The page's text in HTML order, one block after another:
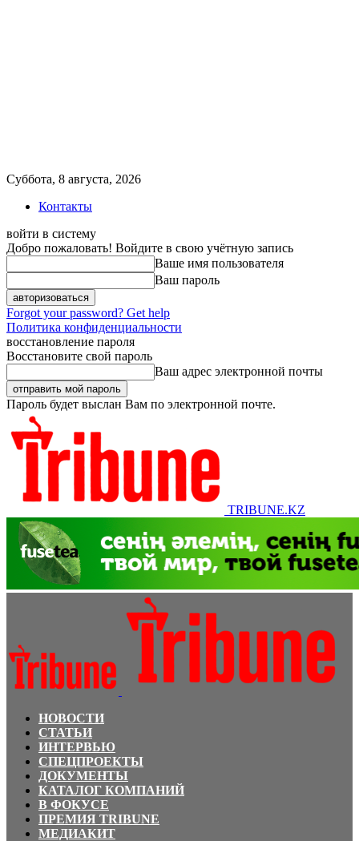
Суббота, 8 августа, 2026
Контакты
войти в систему
Добро пожаловать! Войдите в свою учётную запись
Ваше имя пользователя
Ваш пароль
Forgot your password? Get help
Политика конфиденциальности
восстановление пароля
Восстановите свой пароль
Ваш адрес электронной почты
Пароль будет выслан Вам по электронной почте.
TRIBUNE.KZ
НОВОСТИ
СТАТЬИ
ИНТЕРВЬЮ
СПЕЦПРОЕКТЫ
ДОКУМЕНТЫ
КАТАЛОГ КОМПАНИЙ
В ФОКУСЕ
ПРЕМИЯ TRIBUNE
МЕДИАКИТ